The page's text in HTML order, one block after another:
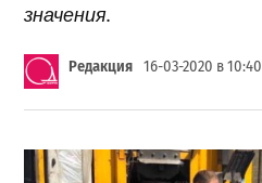
значения.
Редакция 16-03-2020 в 10:40